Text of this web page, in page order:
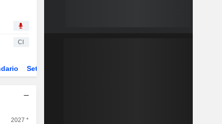
CI
Settore
2027 *